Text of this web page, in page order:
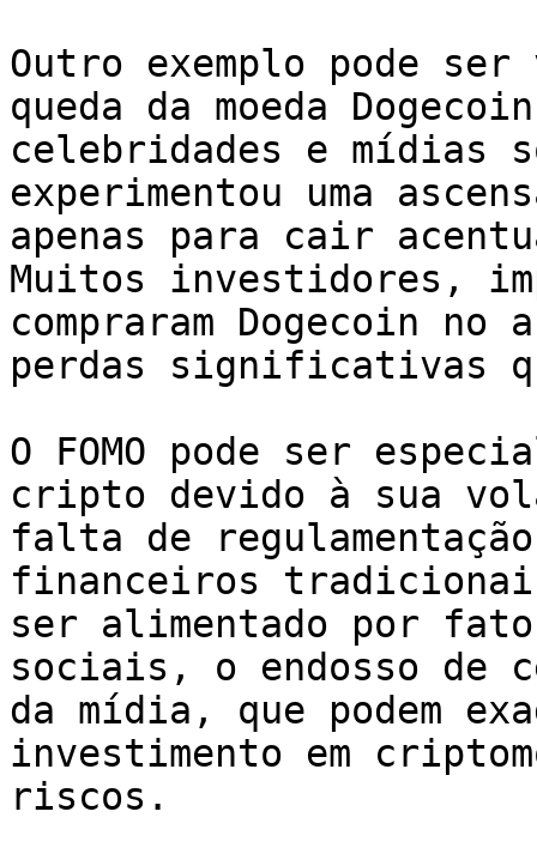
Outro exemplo pode
queda da moeda
celebridades e mídias
experimentou uma
apenas para cair
Muitos investidores,
compraram Dogecoin
perdas significativas
O FOMO pode ser
cripto devido à sua
falta de regulamentação
financeiros
ser alimentado por
sociais, o endosso de
da mídia, que podem
investimento em
riscos.